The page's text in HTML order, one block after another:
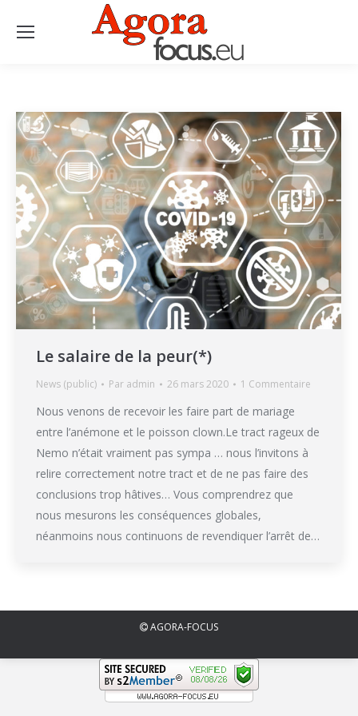
Le salaire de la peur(*)
News (public) Par admin 26 mars 2020 1 Commentaire
Nous venons de recevoir les faire part de mariage
entre l’anémone et le poisson clown.Le tract rageux de
Nemo n’était vraiment pas sympa … nous l’invitons à
relire correctement notre tract et de ne pas faire des
conclusions trop hâtives… Vous comprendrez que
nous mesurons les conséquences globales,
néanmoins nous continuons de revendiquer l’arrêt de…
AGORA-FOCUS